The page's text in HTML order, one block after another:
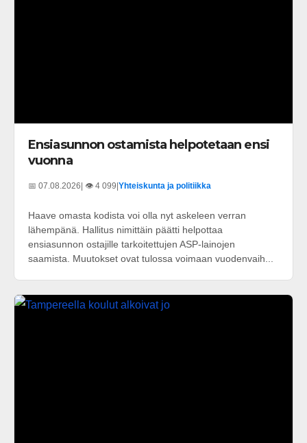
Ensiasunnon ostamista helpotetaan ensi
vuonna
📅 07.08.2026| 👁️ 4 099|Yhteiskunta ja politiikka
Haave omasta kodista voi olla nyt askeleen verran
lähempänä. Hallitus nimittäin päätti helpottaa
ensiasunnon ostajille tarkoitettujen ASP-lainojen
saamista. Muutokset ovat tulossa voimaan vuodenvaih...